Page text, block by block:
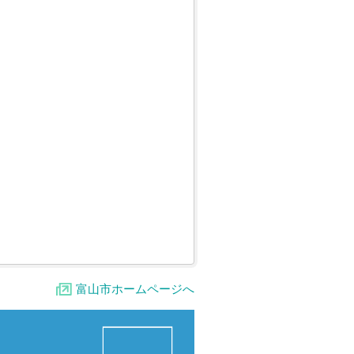
富山市ホームページへ